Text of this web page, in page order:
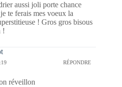
aussi joli porte chance
te ferais mes voeux la
! Gros gros bisous
!
RÉPONDRE
réveillon